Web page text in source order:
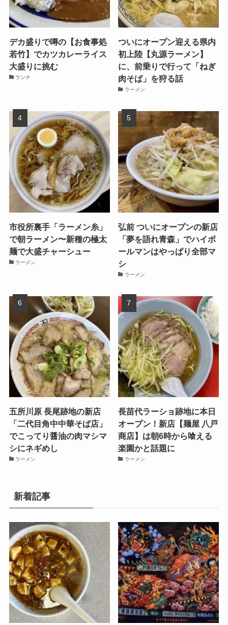
デカ盛りで噂の【お食事処
若竹】でカツカレーライス
大盛りに挑む
ランチ
ついにオープン迎える県内
初上陸【丸源ラーメン】
に、前乗りで行って「ねぎ
肉そば」を狩る話
ラーメン
市役所裏手「ラーメン糸」
で朝ラーメン〜新種の極太
麺で大盛チャーシュー
ラーメン
弘前 ついにオープンの新店
「夢を語れ青森」でハイボ
ールマンはやっぱり全部マ
シ
ラーメン
五所川原 長尾跡地の新店
「二代目角中中華そば店」
でこってり醤油の肉マシマ
シにネギめし
ラーメン
長苗代ラーショ跡地に本日
オープン！新店【麺屋 八戸
商店】は朝6時から喰える
楽園かと話題に
ラーメン
新着記事